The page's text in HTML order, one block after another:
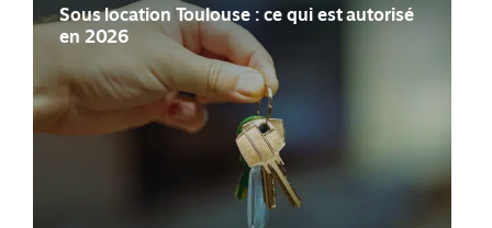
Sous location Toulouse : ce qui est autorisé
en 2026